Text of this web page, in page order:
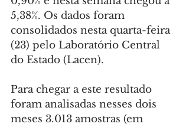
5,38%. Os dados foram
consolidados nesta quarta-feira
(23) pelo Laboratório Central
do Estado (Lacen).
Para chegar a este resultado
foram analisadas nesses dois
meses 3.013 amostras (em